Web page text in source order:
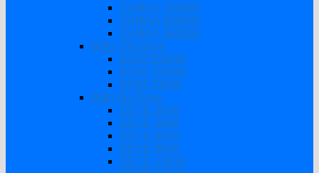
ZUMAX 5500W
ZUMAX 6200W
ZUMAX 6600W
Biến Tần Bơm
BƠM 5500W
BƠM 7500W
BƠM 15KW
Biến tần Deye
DEYE 3KW
DEYE 5KW
DEYE 6KW
DEYE 8KW
DEYE 10KW